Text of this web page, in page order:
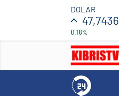
DOLAR
47,7436
0.18%